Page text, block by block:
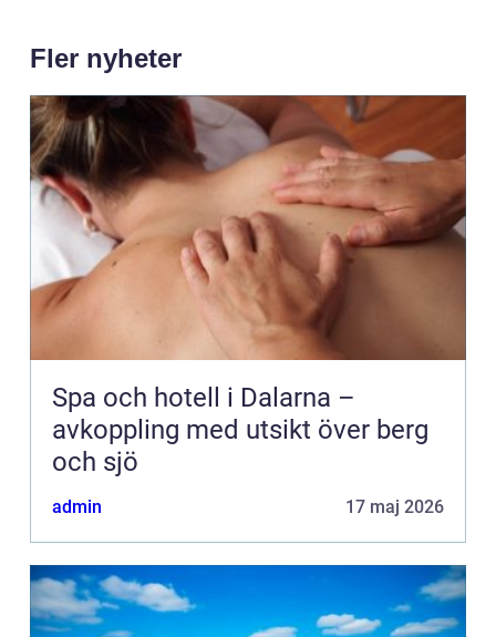
Fler nyheter
Spa och hotell i Dalarna –
avkoppling med utsikt över berg
och sjö
admin 17 maj 2026